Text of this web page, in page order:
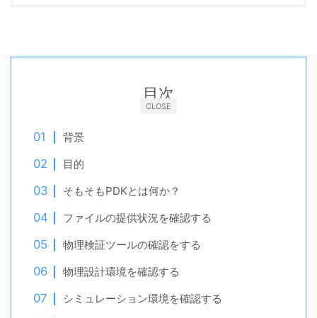
CLOSE
目次
背景
目的
そもそもPDKとは何か？
ファイルの提供状況を確認する
物理検証ツールの確認をする
物理設計環境を確認する
シミュレーション環境を確認する